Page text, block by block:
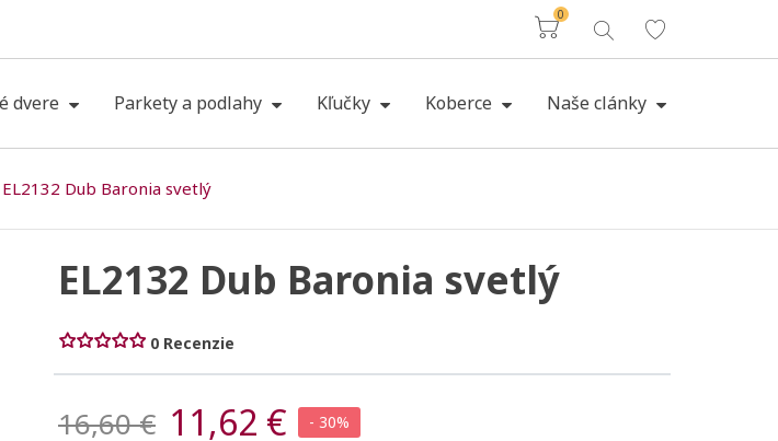
Košík
0
dvere Parkety a podlahy Kľučky Koberce Naše clánky
EL2132 Dub Baronia svetlý
EL2132 Dub Baronia svetlý
0 Recenzie
16,60 € 11,62 € - 30%